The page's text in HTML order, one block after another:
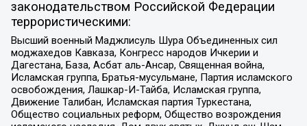
законодательством Российской Федерации
террористическими:
Высший военный Маджлисуль Шура Объединенных сил
моджахедов Кавказа, Конгресс народов Ичкерии и
Дагестана, База, Асбат аль-Ансар, Священная война,
Исламская группа, Братья-мусульмане, Партия исламского
освобождения, Лашкар-И-Тайба, Исламская группа,
Движение Талибан, Исламская партия Туркестана,
Общество социальных реформ, Общество возрождения